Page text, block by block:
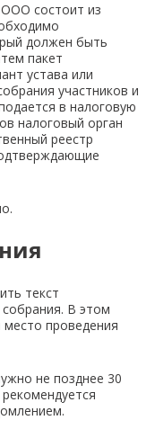
ООО состоит из
должен быть
пакет
устава или
участников и
в налоговую
налоговый орган
реестр
текст
В этом
место проведения
не позднее 30